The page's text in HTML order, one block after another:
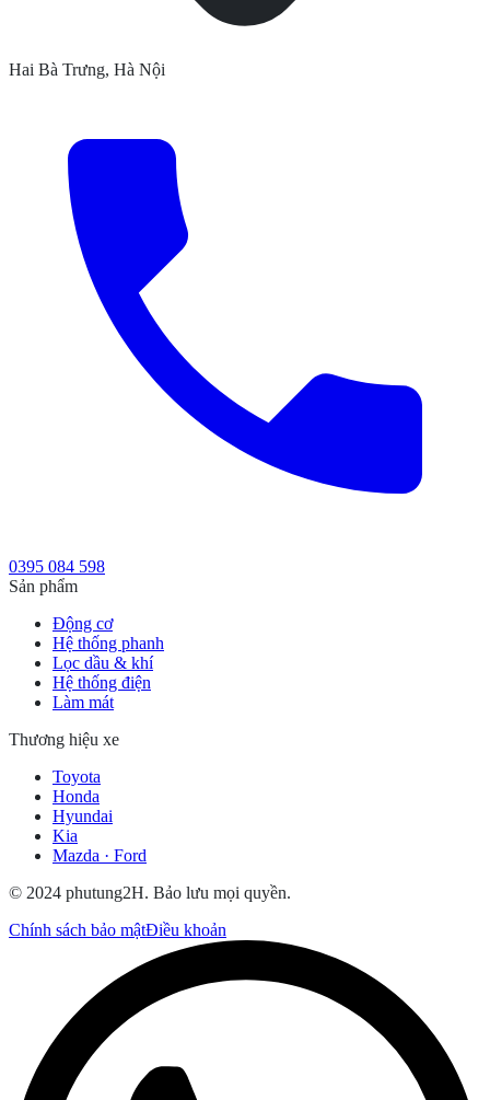
Hai Bà Trưng, Hà Nội
0395 084 598
Sản phẩm
Động cơ
Hệ thống phanh
Lọc dầu & khí
Hệ thống điện
Làm mát
Thương hiệu xe
Toyota
Honda
Hyundai
Kia
Mazda · Ford
© 2024 phutung2H. Bảo lưu mọi quyền.
Chính sách bảo mậtĐiều khoản